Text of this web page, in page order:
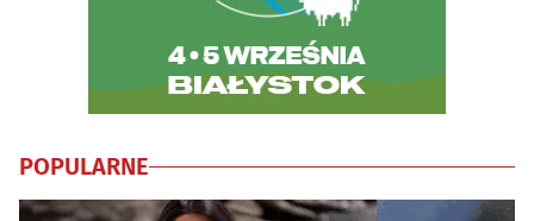
POPULARNE